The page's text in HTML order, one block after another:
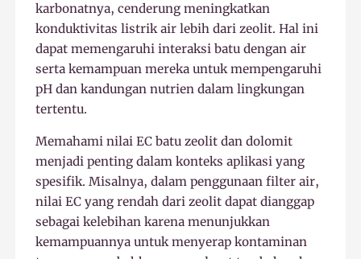
karbonatnya, cenderung meningkatkan
konduktivitas listrik air lebih dari zeolit. Hal ini
dapat memengaruhi interaksi batu dengan air
serta kemampuan mereka untuk mempengaruhi
pH dan kandungan nutrien dalam lingkungan
tertentu.
Memahami nilai EC batu zeolit dan dolomit
menjadi penting dalam konteks aplikasi yang
spesifik. Misalnya, dalam penggunaan filter air,
nilai EC yang rendah dari zeolit dapat dianggap
sebagai kelebihan karena menunjukkan
kemampuannya untuk menyerap kontaminan